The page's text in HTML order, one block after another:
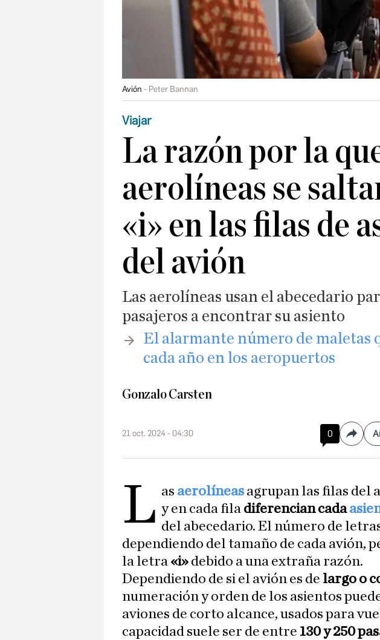
Avión Peter Bannan
Viajar
La razón por la
aerolíneas se
«i» en las filas de
del avión
Las aerolíneas usan el abecedario
pasajeros a encontrar su asiento
El alarmante número de maletas
cada año en los aeropuertos​
Gonzalo Carsten
21 oct. 2024 - 04:30 0
L as aerolíneas agrupan las filas del
y en cada fila diferencian cada
del abecedario. El número de
dependiendo del tamaño de cada avión,
la letra «i» debido a una extraña razón.
Dependiendo de si el avión es de largo o
numeración y orden de los asientos
aviones de corto alcance, usados para
capacidad suele ser de entre 130 y 250